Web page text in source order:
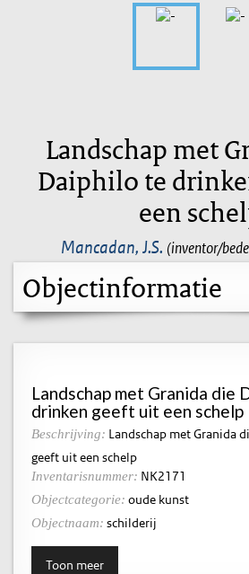
Landschap met
Daiphilo te
een
Mancadan, J.S. (inventor/
Objectinformatie
Landschap met Granida die
drinken geeft uit een schelp
Beschrijving: Landschap met Granida
geeft uit een schelp
Inventarisnummer: NK2171
Objectcategorie: oude kunst
Objectnaam: schilderij
Toon meer